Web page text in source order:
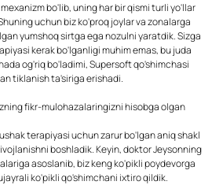
bo'lib, uning har bir qismi turli yo'llar
uchun biz ko'proq joylar va zonalarga
yumshoq sirtga ega nozulni yaratdik. Sizga
kerak bo'lganligi muhim emas, bu juda
og'riq bo'ladimi, Supersoft qo'shimchasi
tiklanish ta'siriga erishadi.
fikr-mulohazalaringizni hisobga olgan
terapiyasi uchun zarur bo'lgan aniq shakl
boshladik. Keyin, doktor Jeysonning
asoslanib, biz keng ko'pikli poydevorga
ko'pikli qo'shimchani ixtiro qildik.